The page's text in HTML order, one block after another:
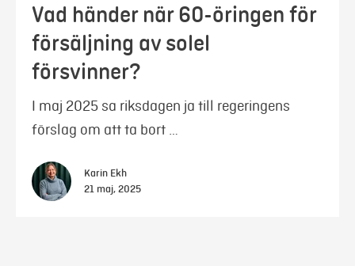
Vad händer när 60-öringen för
försäljning av solel
försvinner?
I maj 2025 sa riksdagen ja till regeringens
förslag om att ta bort …
Karin Ekh
21 maj, 2025